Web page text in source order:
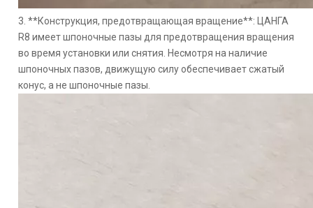
3. **Конструкция, предотвращающая вращение**: ЦАНГА
R8 имеет шпоночные пазы для предотвращения вращения
во время установки или снятия. Несмотря на наличие
шпоночных пазов, движущую силу обеспечивает сжатый
конус, а не шпоночные пазы.